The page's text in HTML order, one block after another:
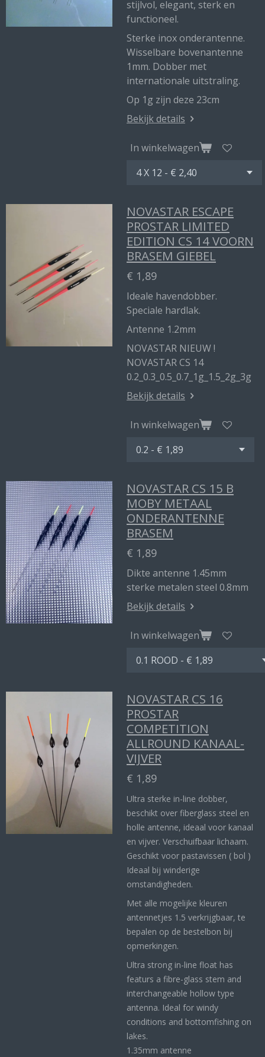
stijlvol, elegant, sterk en
functioneel.
Sterke inox onderantenne.
Wisselbare bovenantenne
1mm. Dobber met
internationale uitstraling.
Op 1g zijn deze 23cm
Bekijk details
In winkelwagen
NOVASTAR ESCAPE
PROSTAR LIMITED
EDITION CS 14 VOORN
BRASEM GIEBEL
€ 1,89
Ideale havendobber.
Speciale hardlak.
Antenne 1.2mm
NOVASTAR NIEUW !
NOVASTAR CS 14
0.2_0.3_0.5_0.7_1g_1.5_2g_3g
Bekijk details
In winkelwagen
NOVASTAR CS 15 B
MOBY METAAL
ONDERANTENNE
BRASEM
€ 1,89
Dikte antenne 1.45mm
sterke metalen steel 0.8mm
Bekijk details
In winkelwagen
NOVASTAR CS 16
PROSTAR
COMPETITION
ALLROUND KANAAL-
VIJVER
€ 1,89
Ultra sterke in-line dobber,
beschikt over fiberglass steel en
holle antenne, ideaal voor kanaal
en vijver. Verschuifbaar lichaam.
Geschikt voor pastavissen ( bol )
Ideaal bij winderige
omstandigheden.
Met alle mogelijke kleuren
antennetjes 1.5 verkrijgbaar, te
bepalen op de bestelbon bij
opmerkingen.
Ultra strong in-line float has
featurs a fibre-glass stem and
interchangeable hollow type
antenna. Ideal for windy
conditions and bottomfishing on
lakes.
1.35mm antenne